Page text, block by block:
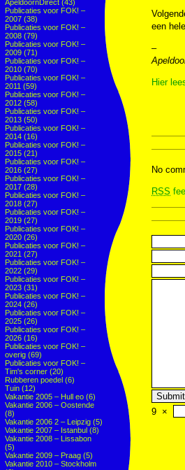
ApeldoornDirect (43)
Publicaties voor FOK! –
2007 (38)
Publicaties voor FOK! –
2008 (79)
Publicaties voor FOK! –
2009 (71)
Publicaties voor FOK! –
2010 (70)
Publicaties voor FOK! –
2011 (59)
Publicaties voor FOK! –
2012 (58)
Publicaties voor FOK! –
2013 (50)
Publicaties voor FOK! –
2014 (16)
Publicaties voor FOK! –
2015 (21)
Publicaties voor FOK! –
2016 (27)
Publicaties voor FOK! –
2017 (28)
Publicaties voor FOK! –
2018 (27)
Publicaties voor FOK! –
2019 (27)
Publicaties voor FOK! –
2020 (26)
Publicaties voor FOK! –
2021 (27)
Publicaties voor FOK! –
2022 (29)
Publicaties voor FOK! –
2023 (31)
Publicaties voor FOK! –
2024 (26)
Publicaties voor FOK! –
2025 (26)
Publicaties voor FOK! –
2026 (16)
Publicaties voor FOK! –
overig (69)
Publicaties voor FOK! –
Tim's corner (20)
Rubberen poedel (6)
Tuin (12)
Vakantie 2005 – Hull eo (6)
Vakantie 2006 – Oostende
(8)
Vakantie 2006 2 – Leipzig (5)
Vakantie 2007 – Istanbul (8)
Vakantie 2008 – Lissabon
(5)
Vakantie 2009 – Praag (5)
Vakantie 2010 – Stockholm
een
–
Hier
No
RSS
9 ×